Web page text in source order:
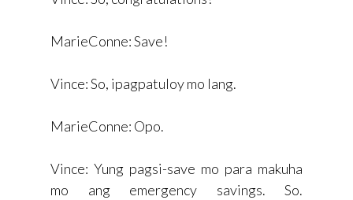
MarieConne: Save!
Vince: So, ipagpatuloy mo lang.
MarieConne: Opo.
Vince: Yung pagsi-save mo para makuha
mo ang emergency savings. So.